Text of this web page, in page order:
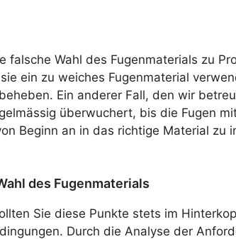
Wahl des Fugenmaterials zu
ein zu weiches Fugenmaterial
Ein anderer Fall, den wir
überwuchert, bis die Fugen
Beginn an in das richtige Material zu
des Fugenmaterials
Sie diese Punkte stets im
Durch die Analyse der